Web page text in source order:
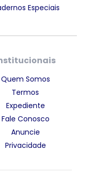
Especiais
Quem Somos
Termos
Expediente
Fale Conosco
Anuncie
Privacidade